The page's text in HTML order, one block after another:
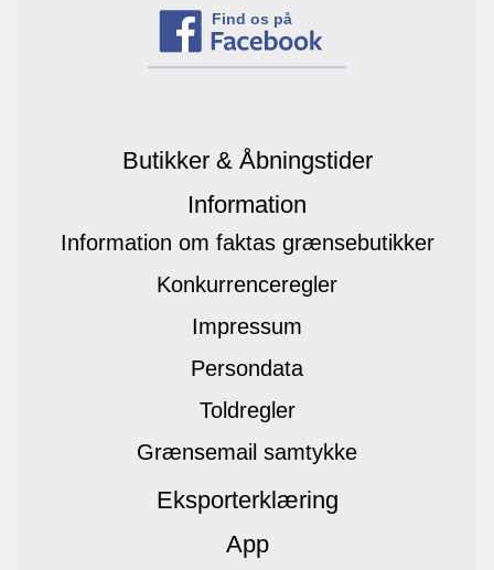
Find os på
Butikker & Åbningstider
Information
Information om faktas grænsebutikker
Konkurrenceregler
Impressum
Persondata
Toldregler
Grænsemail samtykke
Eksporterklæring
App